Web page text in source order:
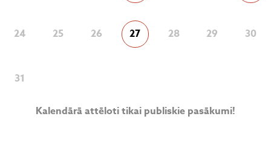
24 25 26 27 28 29 30
31
Kalendārā attēloti tikai publiskie pasākumi!